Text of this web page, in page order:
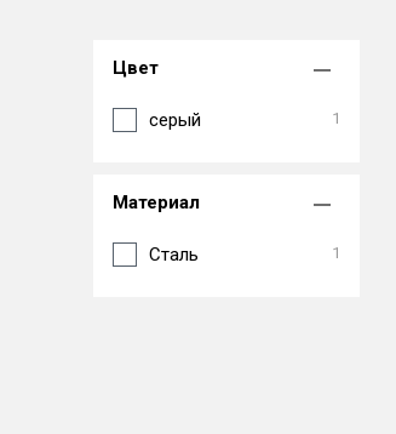
Цвет
серый 1
Материал
Сталь 1